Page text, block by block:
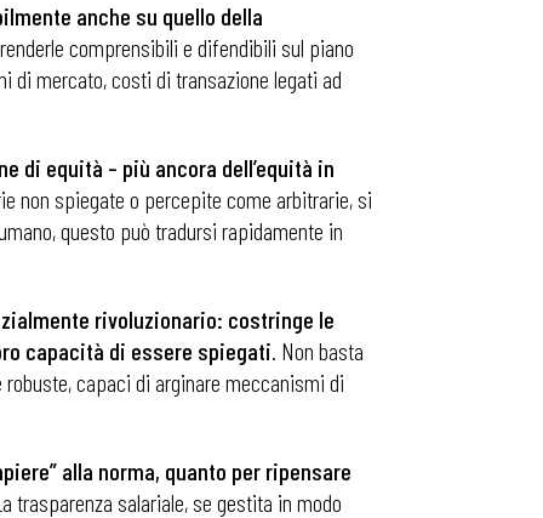
anche su quello della
comprensibili e difendibili sul piano
di mercato, costi di transazione legati ad
di equità – più ancora dell’equità in
non spiegate o percepite come arbitrarie, si
questo può tradursi rapidamente in
rivoluzionario: costringe le
capacità di essere spiegati. Non basta
capaci di arginare meccanismi di
alla norma, quanto per ripensare
trasparenza salariale, se gestita in modo